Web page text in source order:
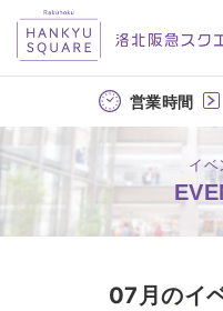
営業時間
イベ
07月のイ